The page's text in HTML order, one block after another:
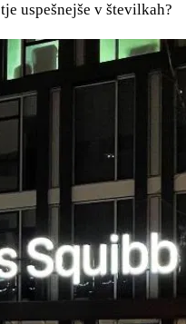
uspešnejše v številkah?